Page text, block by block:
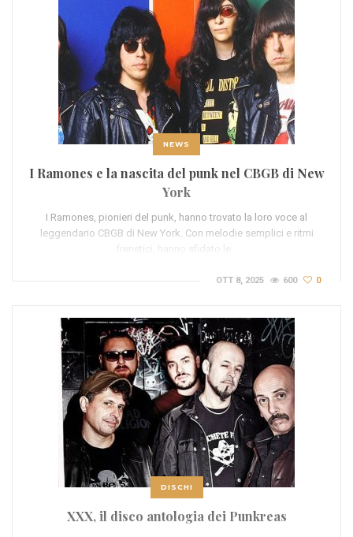
NEWS
I Ramones e la nascita del punk nel CBGB di New
York
I Ramones, pionieri del punk, hanno trovato la loro voce al
leggendario CBGB di New York. Con melodie semplici e ritmi
frenetici, hanno sfidato le…
OTT 8, 2025 600 0
DISCHI
XXX, il disco antologia dei Punkreas